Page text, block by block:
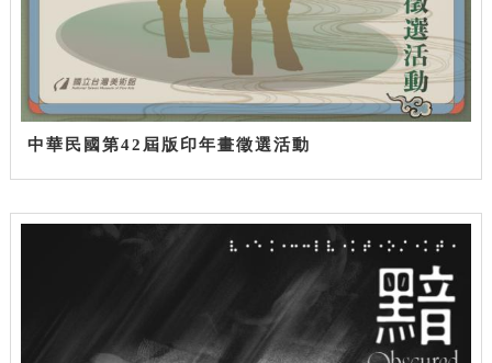
中華民國第42屆版印年畫徵選活動